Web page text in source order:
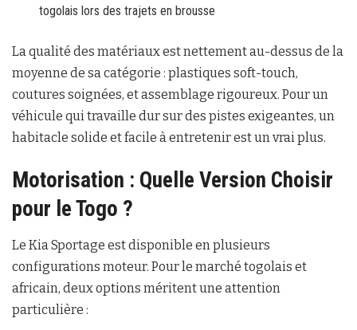
togolais lors des trajets en brousse
La qualité des matériaux est nettement au-dessus de la
moyenne de sa catégorie : plastiques soft-touch,
coutures soignées, et assemblage rigoureux. Pour un
véhicule qui travaille dur sur des pistes exigeantes, un
habitacle solide et facile à entretenir est un vrai plus.
Motorisation : Quelle Version Choisir
pour le Togo ?
Le Kia Sportage est disponible en plusieurs
configurations moteur. Pour le marché togolais et
africain, deux options méritent une attention
particulière :